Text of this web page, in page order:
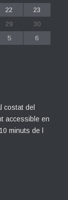
22
23
29
30
5 6
costat del
accessible en
minuts de l